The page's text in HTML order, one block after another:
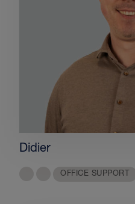
Didier
OFFICE SUPPORT